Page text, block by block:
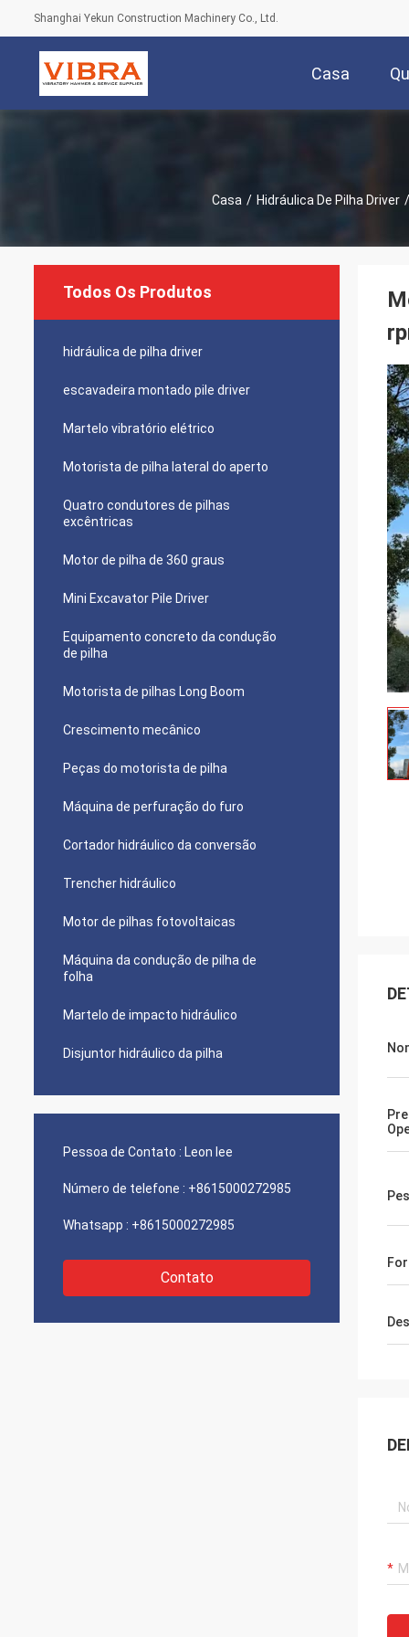
Shanghai Yekun Construction Machinery Co., Ltd.
Casa
Casa / Hidráulica De Pilha Driver /
Todos Os Produtos
hidráulica de pilha driver
escavadeira montado pile driver
Martelo vibratório elétrico
Motorista de pilha lateral do aperto
Quatro condutores de pilhas
excêntricas
Motor de pilha de 360 graus
Mini Excavator Pile Driver
Equipamento concreto da condução
de pilha
Motorista de pilhas Long Boom
Crescimento mecânico
Peças do motorista de pilha
Máquina de perfuração do furo
Cortador hidráulico da conversão
Trencher hidráulico
Motor de pilhas fotovoltaicas
Máquina da condução de pilha de
folha
Martelo de impacto hidráulico
Disjuntor hidráulico da pilha
Pessoa de Contato : Leon lee
Número de telefone : +8615000272985
Whatsapp : +8615000272985
Contato